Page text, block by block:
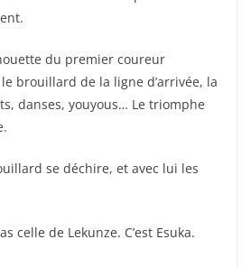
du premier coureur
brouillard de la ligne d’arrivée, la
danses, youyous… Le triomphe
se déchire, et avec lui les
celle de Lekunze. C’est Esuka.